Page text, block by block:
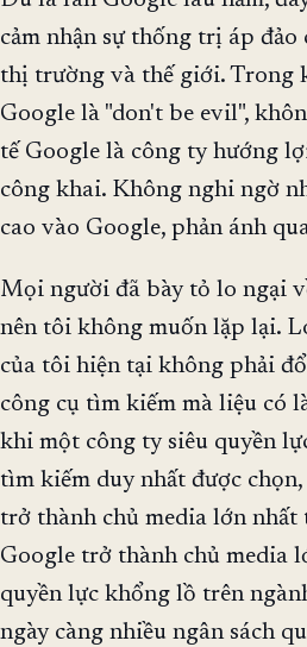
cảm nhận sự thống trị áp đảo
thị trường và thế giới. Trong
Google là "don't be evil",
tế Google là công ty hướng
công khai. Không nghi ngờ
cao vào Google, phản ánh
Mọi người đã bày tỏ lo ngại
nên tôi không muốn lặp lại.
của tôi hiện tại không phải
công cụ tìm kiếm mà liệu có
khi một công ty siêu quyền
tìm kiếm duy nhất được
trở thành chủ media lớn
Google trở thành chủ media
quyền lực khổng lồ trên
ngày càng nhiều ngân sách